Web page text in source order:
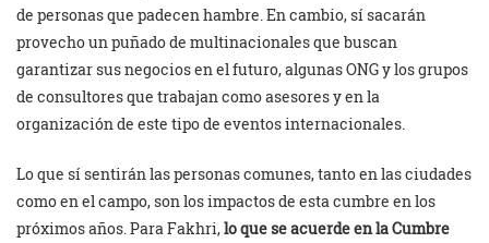
de personas que padecen hambre. En cambio, sí sacarán
provecho un puñado de multinacionales que buscan
garantizar sus negocios en el futuro, algunas ONG y los grupos
de consultores que trabajan como asesores y en la
organización de este tipo de eventos internacionales.
Lo que sí sentirán las personas comunes, tanto en las ciudades
como en el campo, son los impactos de esta cumbre en los
próximos años. Para Fakhri,lo que se acuerde en la Cumbre